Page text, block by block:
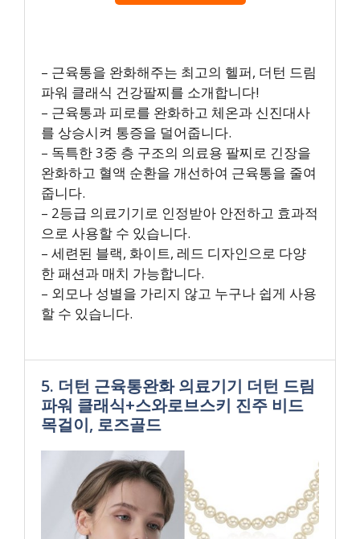
– 근육통을 완화해주는 최고의 헬퍼, 더턴 드림
파워 클래식 건강팔찌를 소개합니다!
– 근육통과 피로를 완화하고 체온과 신진대사
를 상승시켜 통증을 덜어줍니다.
– 독특한 3중 층 구조의 의료용 팔찌로 긴장을
완화하고 혈액 순환을 개선하여 근육통을 줄여
줍니다.
– 2등급 의료기기로 인정받아 안전하고 효과적
으로 사용할 수 있습니다.
– 세련된 블랙, 화이트, 레드 디자인으로 다양
한 패션과 매치 가능합니다.
– 외모나 성별을 가리지 않고 누구나 쉽게 사용
할 수 있습니다.
5. 더턴 근육통완화 의료기기 더턴 드림
파워 클래식+스와로브스키 진주 비드
목걸이, 로즈골드